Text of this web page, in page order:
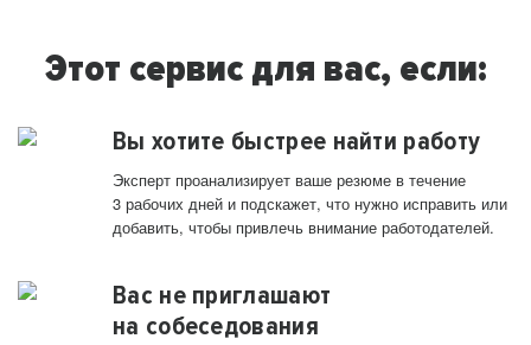
Этот сервис для вас, если:
Вы хотите быстрее найти работу
Эксперт проанализирует ваше резюме в течение
3 рабочих дней и подскажет, что нужно исправить или
добавить, чтобы привлечь внимание работодателей.
Вас не приглашают
на собеседования